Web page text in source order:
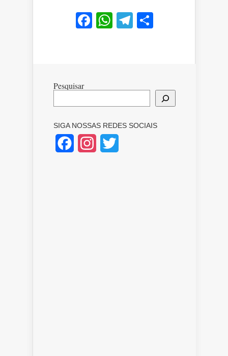
Facebook
WhatsApp
Telegram
Pesquisar
SIGA NOSSAS REDES SOCIAIS
FacebookInstagram